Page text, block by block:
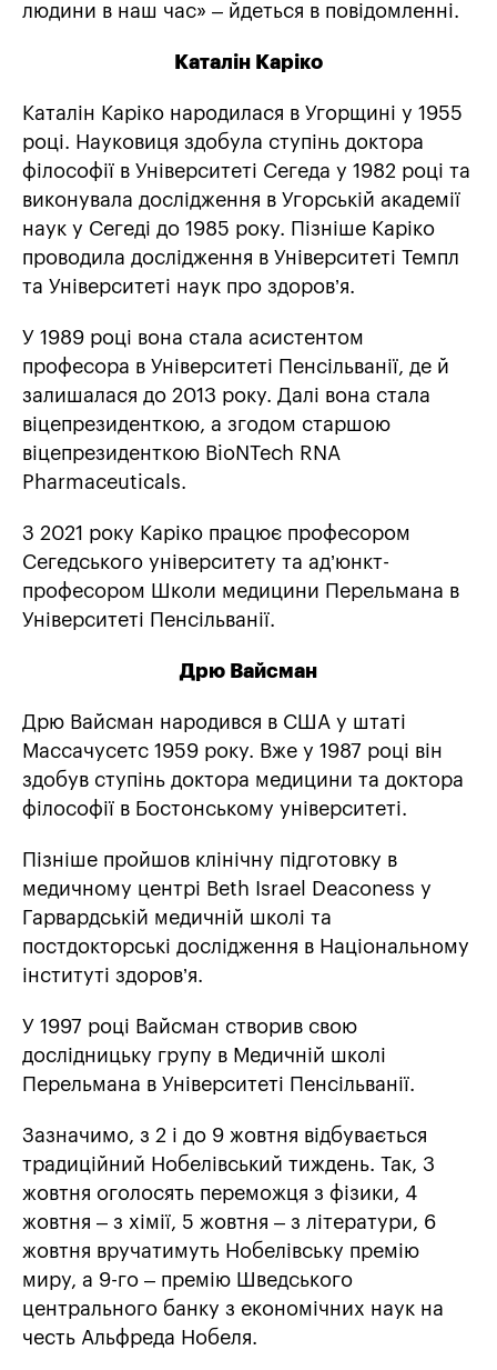
людини в наш час» – йдеться в повідомленні.
Каталін Каріко
Каталін Каріко народилася в Угорщині у 1955
році. Науковиця здобула ступінь доктора
філософії в Університеті Сегеда у 1982 році та
виконувала дослідження в Угорській академії
наук у Сегеді до 1985 року. Пізніше Каріко
проводила дослідження в Університеті Темпл
та Університеті наук про здоров’я.
У 1989 році вона стала асистентом
професора в Університеті Пенсільванії, де й
залишалася до 2013 року. Далі вона стала
віцепрезиденткою, а згодом старшою
віцепрезиденткою BioNTech RNA
Pharmaceuticals.
З 2021 року Каріко працює професором
Сегедського університету та ад’юнкт-
професором Школи медицини Перельмана в
Університеті Пенсільванії.
Дрю Вайсман
Дрю Вайсман народився в США у штаті
Массачусетс 1959 року. Вже у 1987 році він
здобув ступінь доктора медицини та доктора
філософії в Бостонському університеті.
Пізніше пройшов клінічну підготовку в
медичному центрі Beth Israel Deaconess у
Гарвардській медичній школі та
постдокторські дослідження в Національному
інституті здоров’я.
У 1997 році Вайсман створив свою
дослідницьку групу в Медичній школі
Перельмана в Університеті Пенсільванії.
Зазначимо, з 2 і до 9 жовтня відбувається
традиційний Нобелівський тиждень. Так, 3
жовтня оголосять переможця з фізики, 4
жовтня – з хімії, 5 жовтня – з літератури, 6
жовтня вручатимуть Нобелівську премію
миру, а 9-го – премію Шведського
центрального банку з економічних наук на
честь Альфреда Нобеля.